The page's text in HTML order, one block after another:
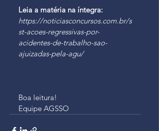
Leia a matéria na íntegra:
https://noticiasconcursos.com.br/s
st-acoes-regressivas-por-
acidentes-de-trabalho-sao-
ajuizadas-pela-agu/
Boa leitura!
Equipe AGSSO